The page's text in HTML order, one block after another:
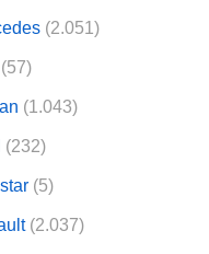
(2.051)
(57)
(1.043)
(232)
(5)
(2.037)